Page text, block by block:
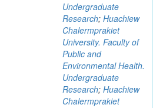
Undergraduate
Research; Huachiew
Chalermprakiet
University. Faculty of
Public and
Environmental Health.
Undergraduate
Research; Huachiew
Chalermprakiet